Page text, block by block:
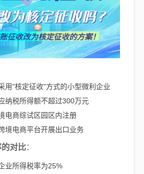
用"核定征收"方式的小型微利企业
纳税所得额不超过300万元
电商综试区园区内注册
境电商平台开展出口业务
对比：
业所得税率为25%